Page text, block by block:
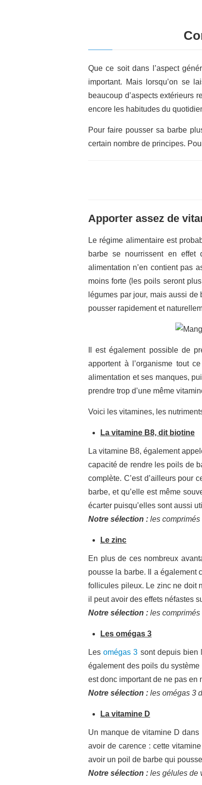
Que ce soit dans l’aspect
important. Mais lorsqu’on se
beaucoup d’aspects extérieurs
encore les habitudes du
Pour faire pousser sa barbe
certain nombre de principes.
Apporter assez de
Le régime alimentaire est
barbe se nourrissent en effet
alimentation n’en contient pas
moins forte (les poils seront
légumes par jour, mais aussi
pousser rapidement et
Il est également possible de
apportent à l’organisme tout
alimentation et ses manques,
prendre trop d’une même
Voici les vitamines, les
La vitamine B8, dit biotine
La vitamine B8, également
capacité de rendre les poils de
complète. C’est d’ailleurs pour
barbe, et qu’elle est même
écarter puisqu’elles sont aussi
Notre sélection : les
Le zinc
En plus de ces nombreux
pousse la barbe. Il a également
follicules pileux. Le zinc ne doit
il peut avoir des effets néfastes
Notre sélection : les
Les omégas 3
Lesomégas 3 sont depuis bien
également des poils du système
est donc important de ne pas en
Notre sélection : les omégas 3
La vitamine D
Un manque de vitamine D
avoir de carence : cette
avoir un poil de barbe qui
Notre sélection : les gélules de